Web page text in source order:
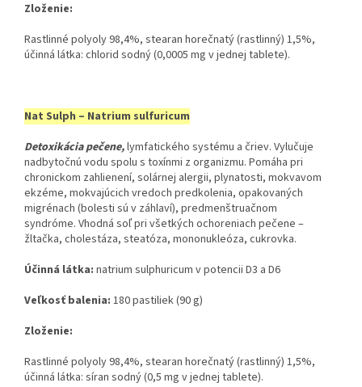
Zloženie:
Rastlinné polyoly 98,4%, stearan horečnatý (rastlinný) 1,5%,
účinná látka: chlorid sodný (0,0005 mg v jednej tablete).
Nat Sulph – Natrium sulfuricum
Detoxikácia pečene,lymfatického systému a čriev. Vylučuje
nadbytočnú vodu spolu s toxínmi z organizmu. Pomáha pri
chronickom zahlienení, solárnej alergii, plynatosti, mokvavom
ekzéme, mokvajúcich vredoch predkolenia, opakovaných
migrénach (bolesti sú v záhlaví), predmenštruačnom
syndróme. Vhodná soľ pri všetkých ochoreniach pečene –
žltačka, cholestáza, steatóza, mononukleóza, cukrovka.
Účinná látka: ​ natrium sulphuricum v potencii D3 a D6
Veľkosť balenia: ​ 180 pastiliek (90 g)
Zloženie:
Rastlinné polyoly 98,4%, stearan horečnatý (rastlinný) 1,5%,
účinná látka: síran sodný (0,5 mg v jednej tablete).